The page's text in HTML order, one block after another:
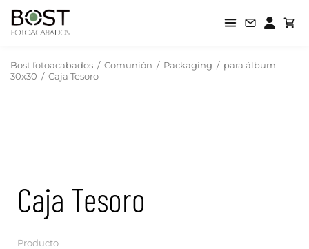
Bost fotoacabados / Comunión / Packaging / para álbum
30x30 / Caja Tesoro
Caja Tesoro
Producto